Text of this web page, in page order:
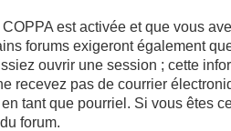
est activée et que vous
forums exigeront également
ouvrir une session ; cette
recevez pas de courrier
tant que pourriel. Si vous êtes
forum.